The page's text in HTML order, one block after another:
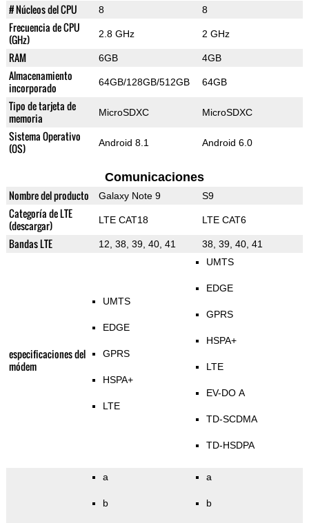
# Núcleos del CPU 8 8
Frecuencia de CPU
(GHz)
2.8 GHz 2 GHz
RAM 6GB 4GB
Almacenamiento
incorporado
64GB/128GB/512GB 64GB
Tipo de tarjeta de
memoria
MicroSDXC MicroSDXC
Sistema Operativo
(OS)
Android 8.1 Android 6.0
Comunicaciones
Nombre del producto Galaxy Note 9 S9
Categoría de LTE
(descargar)
LTE CAT18 LTE CAT6
Bandas LTE 12, 38, 39, 40, 41 38, 39, 40, 41
especificaciones del
módem
UMTS
EDGE
GPRS
HSPA+
LTE
UMTS
EDGE
GPRS
HSPA+
LTE
EV-DO A
TD-SCDMA
TD-HSDPA
a
b
a
b